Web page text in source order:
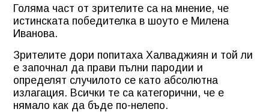
Голяма част от зрителите са на мнение, че
истинската победителка в шоуто е Милена
Иванова.
Зрителите дори попитаха Халваджиян и той ли
е започнал да прави пълни пародии и
определят случилото се като абсолютна
излагация. Всички те са категорични, че е
нямало как да бъде по-нелепо.